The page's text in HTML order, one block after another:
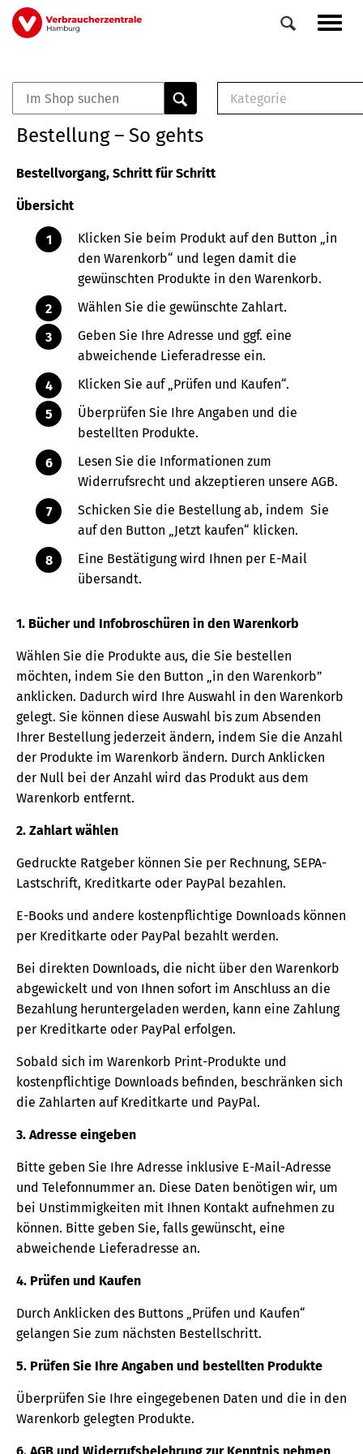
Direkt
zum
Veranstaltungen
0
Elemente
Kategorie
Buch
Bestellung – So gehts
Bestellvorgang, Schritt für Schritt
Übersicht
Klicken Sie beim Produkt auf den Button „in
den Warenkorb“ und legen damit die
gewünschten Produkte in den Warenkorb.
Wählen Sie die gewünschte Zahlart.
Geben Sie Ihre Adresse und ggf. eine
abweichende Lieferadresse ein.
Klicken Sie auf „Prüfen und Kaufen“.
Überprüfen Sie Ihre Angaben und die
bestellten Produkte.
Lesen Sie die Informationen zum
Widerrufsrecht und akzeptieren unsere AGB.
Schicken Sie die Bestellung ab, indem Sie
auf den Button „Jetzt kaufen“ klicken.
Eine Bestätigung wird Ihnen per E-Mail
übersandt.
1. Bücher und Infobroschüren in den Warenkorb
Wählen Sie die Produkte aus, die Sie bestellen
möchten, indem Sie den Button „in den Warenkorb”
anklicken. Dadurch wird Ihre Auswahl in den Warenkorb
gelegt. Sie können diese Auswahl bis zum Absenden
Ihrer Bestellung jederzeit ändern, indem Sie die Anzahl
der Produkte im Warenkorb ändern. Durch Anklicken
der Null bei der Anzahl wird das Produkt aus dem
Warenkorb entfernt.
2. Zahlart wählen
Gedruckte Ratgeber können Sie per Rechnung, SEPA-
Lastschrift, Kreditkarte oder PayPal bezahlen.
E-Books und andere kostenpflichtige Downloads können
per Kreditkarte oder PayPal bezahlt werden.
Bei direkten Downloads, die nicht über den Warenkorb
abgewickelt und von Ihnen sofort im Anschluss an die
Bezahlung heruntergeladen werden, kann eine Zahlung
per Kreditkarte oder PayPal erfolgen.
Sobald sich im Warenkorb Print-Produkte und
kostenpflichtige Downloads befinden, beschränken sich
die Zahlarten auf Kreditkarte und PayPal.
3. Adresse eingeben
Bitte geben Sie Ihre Adresse inklusive E-Mail-Adresse
und Telefonnummer an. Diese Daten benötigen wir, um
bei Unstimmigkeiten mit Ihnen Kontakt aufnehmen zu
können. Bitte geben Sie, falls gewünscht, eine
abweichende Lieferadresse an.
4. Prüfen und Kaufen
Durch Anklicken des Buttons „Prüfen und Kaufen“
gelangen Sie zum nächsten Bestellschritt.
5. Prüfen Sie Ihre Angaben und bestellten Produkte
Überprüfen Sie Ihre eingegebenen Daten und die in den
Warenkorb gelegten Produkte.